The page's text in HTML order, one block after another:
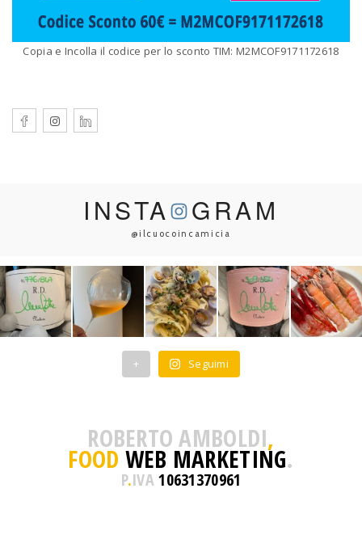
Copia e Incolla il codice per lo sconto TIM: M2MCOF9171172618
INSTA GRAM
@ilcuocoincamicia
+ Seguimi
ROBERTO AMBOLDI,
FOOD WEB MARKETING.
P.IVA10631370961